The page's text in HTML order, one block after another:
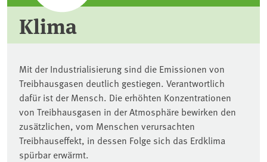
Klima
Mit der Industrialisierung sind die Emissionen von
Treibhausgasen deutlich gestiegen. Verantwortlich
dafür ist der Mensch. Die erhöhten Konzentrationen
von Treibhausgasen in der Atmosphäre bewirken den
zusätzlichen, vom Menschen verursachten
Treibhauseffekt, in dessen Folge sich das Erdklima
spürbar erwärmt.